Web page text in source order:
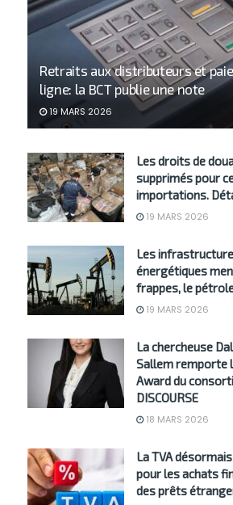
Retraits aux distributeurs et
ligne: la BCT publie une note
19 MARS 2026
Les droits de
supprimés pour
importations.
19 MARS 2026
Les
énergétiques
frappes, le
19 MARS 2026
La chercheuse
Sallem remporte
Award du
DISCOURSE
18 MARS 2026
La TVA
pour les achats
des prêts